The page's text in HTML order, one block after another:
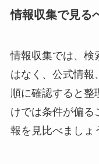
情報収集で見る
情報収集では、検
はなく、公式情報
順に確認すると整
けでは条件が偏る
報を見比べましょ